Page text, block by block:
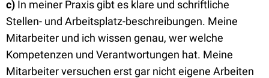
c) In meiner Praxis gibt es klare und schriftliche
Stellen- und Arbeitsplatz-beschreibungen. Meine
Mitarbeiter und ich wissen genau, wer welche
Kompetenzen und Verantwortungen hat. Meine
Mitarbeiter versuchen erst gar nicht eigene Arbeiten